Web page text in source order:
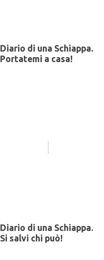
Diario di una Schiappa.
Portatemi a casa!
Diario di una Schiappa.
Si salvi chi può!